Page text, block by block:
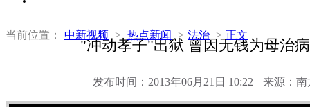
当前位置： 中新视频 > 热点新闻 > 法治 > 正文
"冲动孝子"出狱 曾因无钱为母治
发布时间：2013年06月21日 10:22 来源：南